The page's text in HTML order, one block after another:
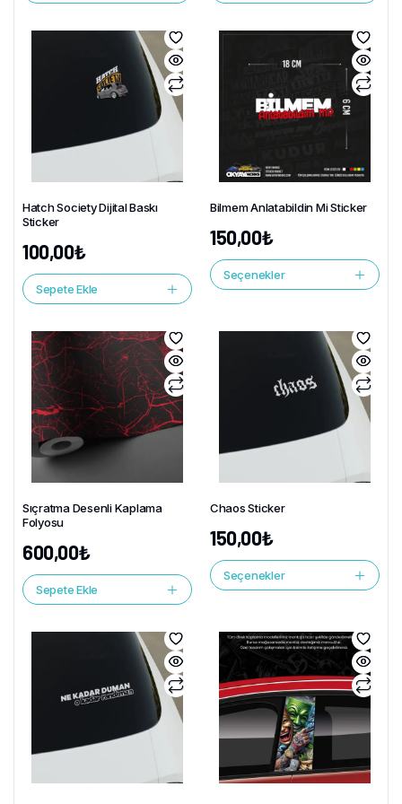
Hatch Society Dijital Baskı
Sticker
100,00₺
Sepete Ekle
Bilmem Anlatabildin Mi Sticker
150,00₺
Seçenekler
Sıçratma Desenli Kaplama
Folyosu
600,00₺
Sepete Ekle
Chaos Sticker
150,00₺
Seçenekler